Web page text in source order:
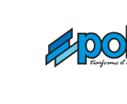
contenido